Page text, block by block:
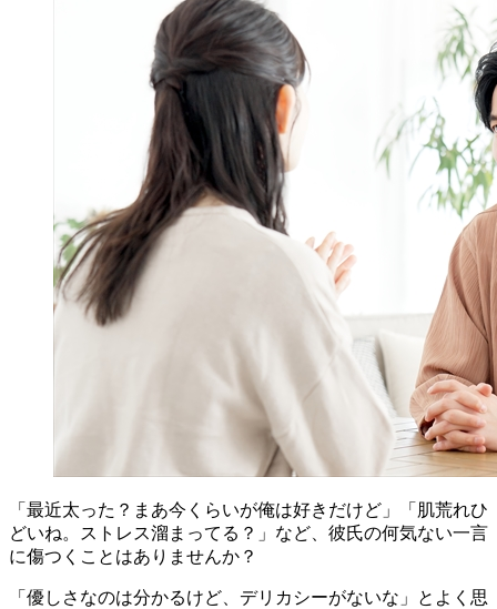
「最近太った？まあ今くらいが俺は好きだけど」「肌荒れひ
どいね。ストレス溜まってる？」など、彼氏の何気ない一言
に傷つくことはありませんか？
「優しさなのは分かるけど、デリカシーがないな」とよく思